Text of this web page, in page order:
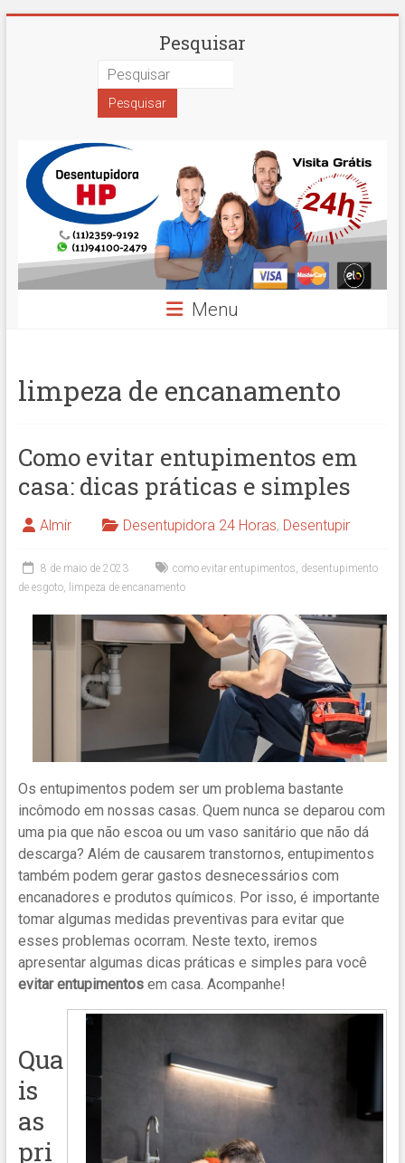
Desentupidora
Paulo
Hidro
Prime
Pesquisar
Menu
limpeza de encanamento
Como evitar entupimentos em
casa: dicas práticas e simples
Almir Desentupidora 24 Horas, Desentupir
8 de maio de 2023 como evitar entupimentos, desentupimento
de esgoto, limpeza de encanamento
Os entupimentos podem ser um problema bastante
incômodo em nossas casas. Quem nunca se deparou com
uma pia que não escoa ou um vaso sanitário que não dá
descarga? Além de causarem transtornos, entupimentos
também podem gerar gastos desnecessários com
encanadores e produtos químicos. Por isso, é importante
tomar algumas medidas preventivas para evitar que
esses problemas ocorram. Neste texto, iremos
apresentar algumas dicas práticas e simples para você
evitar entupimentosem casa. Acompanhe!
Qua
is
as
pri